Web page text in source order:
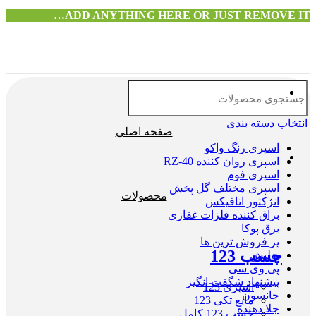
ADD ANYTHING HERE OR JUST REMOVE IT…
انتخاب دسته بندی
اسپری رنگ واکو
اسپری روان کننده RZ-40
اسپری فوم
اسپری مختلف گل پخش
انژکتور اتافیکس
براق کننده فلزات غفاری
برق پوکا
پر فروش ترین ها
پولیش
پی وی سی
پیشنهاد شگفت انگیز
جانسون
جلا دهنده
صفحه اصلی
محصولات
چسب 123
اسپری 123
مایع تکی 123
چسب 123 کامل